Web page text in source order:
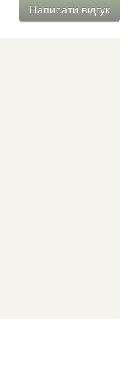
Написати відгук